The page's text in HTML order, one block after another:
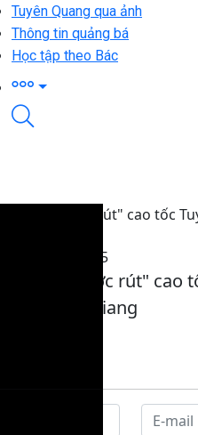
Tuyên Quang qua ảnh
Thông tin quảng bá
Học tập theo Bác
Thi công "nước rút" cao tốc
08:56, 18/11/2025
Thi công "nước rút" cao
Quang - Hà Giang